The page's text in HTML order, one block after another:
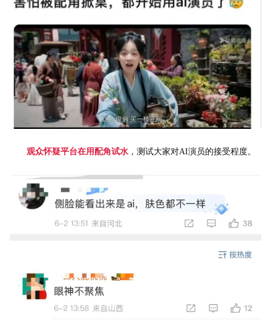
观众怀疑平台在用配角试水 ，测试大家对AI演员的接受程度。